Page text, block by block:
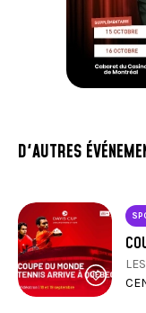
D'AUTRES